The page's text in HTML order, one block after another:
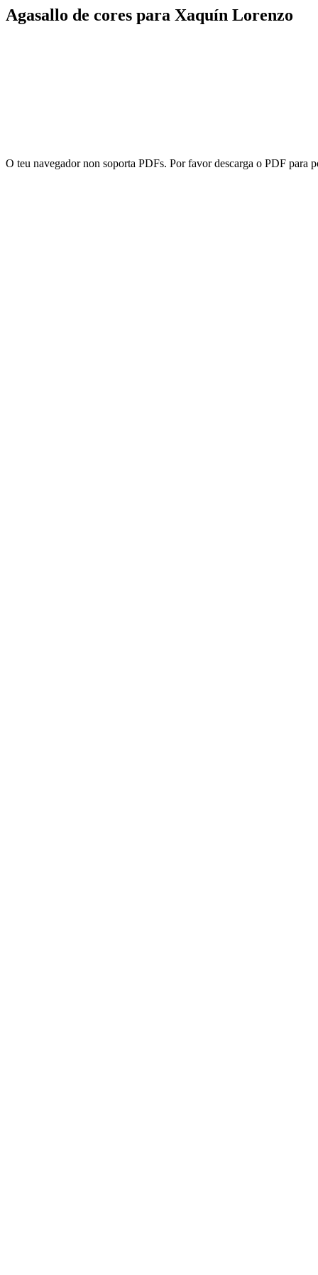
Agasallo de cores para Xaquín Lorenzo
O teu navegador non soporta PDFs. Por favor descarga o PDF para